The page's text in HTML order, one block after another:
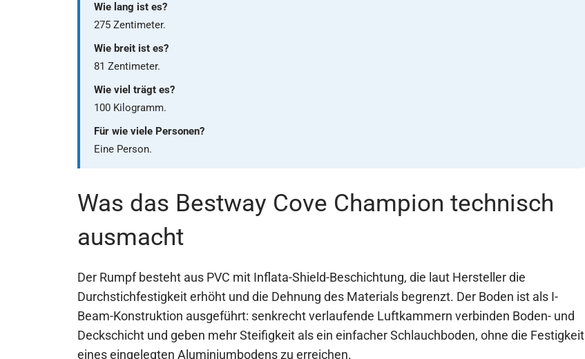
Wie lang ist es?
275 Zentimeter.
Wie breit ist es?
81 Zentimeter.
Wie viel trägt es?
100 Kilogramm.
Für wie viele Personen?
Eine Person.
Was das Bestway Cove Champion technisch
ausmacht
Der Rumpf besteht aus PVC mit Inflata-Shield-Beschichtung, die laut Hersteller die
Durchstichfestigkeit erhöht und die Dehnung des Materials begrenzt. Der Boden ist als I-
Beam-Konstruktion ausgeführt: senkrecht verlaufende Luftkammern verbinden Boden- und
Deckschicht und geben mehr Steifigkeit als ein einfacher Schlauchboden, ohne die Festigkeit
eines eingelegten Aluminiumbodens zu erreichen.